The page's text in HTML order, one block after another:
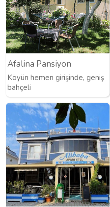
Afalina Pansiyon
Köyün hemen girişinde, geniş
bahçeli